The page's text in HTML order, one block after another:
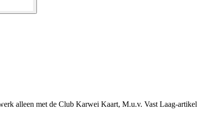
alleen met de Club Karwei Kaart, M.u.v. Vast Laag-